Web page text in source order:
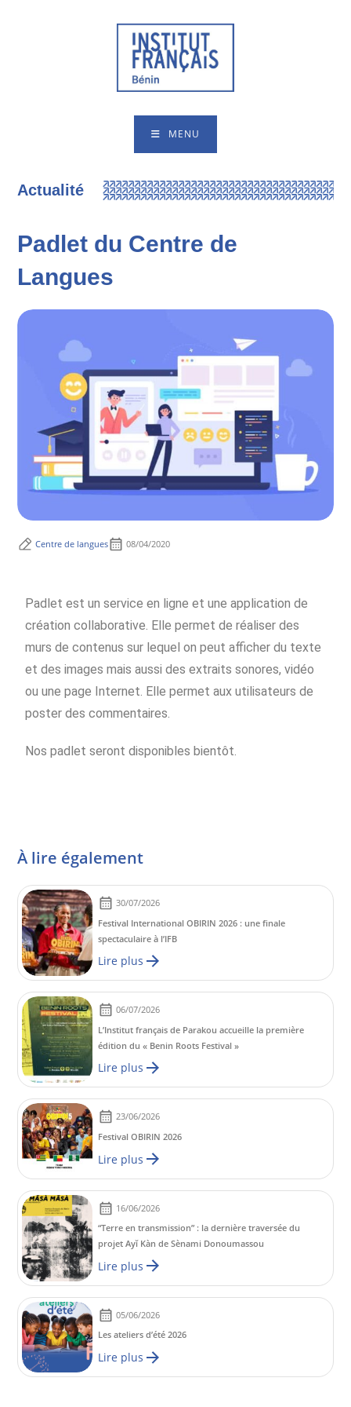
MENU
Actualité
Padlet du Centre de
Langues
Centre de langues 08/04/2020
Padlet est un service en ligne et une application de
création collaborative. Elle permet de réaliser des
murs de contenus sur lequel on peut afficher du texte
et des images mais aussi des extraits sonores, vidéo
ou une page Internet. Elle permet aux utilisateurs de
poster des commentaires.
Nos padlet seront disponibles bientôt.
À lire également
30/07/2026
Festival International OBIRIN 2026 : une finale
spectaculaire à l’IFB
Lire plus
06/07/2026
L’Institut français de Parakou accueille la première
édition du « Benin Roots Festival »
Lire plus
23/06/2026
Festival OBIRIN 2026
Lire plus
16/06/2026
“Terre en transmission” : la dernière traversée du
projet Ayĭ Kàn de Sènami Donoumassou
Lire plus
05/06/2026
Les ateliers d’été 2026
Lire plus